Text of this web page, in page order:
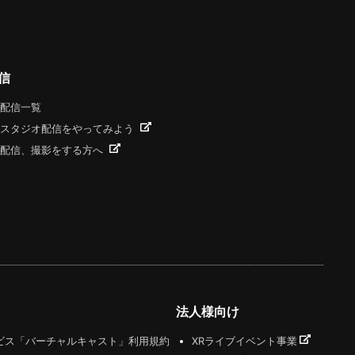
配信一覧
スタジオ配信をやってみよう
配信、撮影をする方へ
「バーチャルキャスト」利用規約
法人様向け
XRライブイベント事業